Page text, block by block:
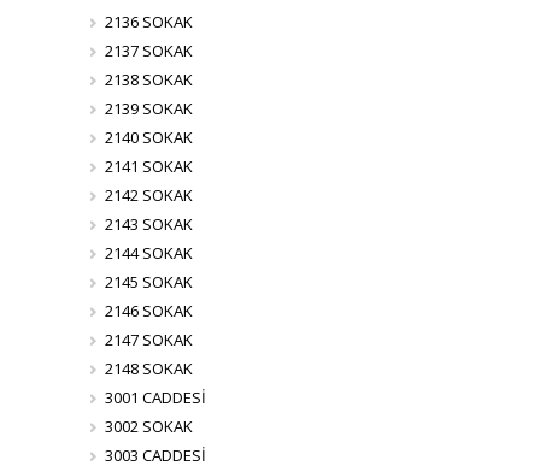
2136 SOKAK
2137 SOKAK
2138 SOKAK
2139 SOKAK
2140 SOKAK
2141 SOKAK
2142 SOKAK
2143 SOKAK
2144 SOKAK
2145 SOKAK
2146 SOKAK
2147 SOKAK
2148 SOKAK
3001 CADDESİ
3002 SOKAK
3003 CADDESİ